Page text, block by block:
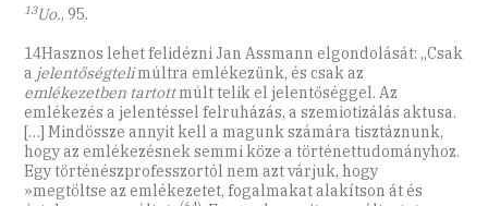
13Uo., 95.
14Hasznos lehet felidézni Jan Assmann elgondolását: „Csak
a jelentőségtelimúltra emlékezünk, és csak az
emlékezetben tartottmúlt telik el jelentőséggel. Az
emlékezés a jelentéssel felruházás, a szemiotizálás aktusa.
[…] Mindössze annyit kell a magunk számára tisztáznunk,
hogy az emlékezésnek semmi köze a történettudományhoz.
Egy történészprofesszortól nem azt várjuk, hogy
»megtöltse az emlékezetet, fogalmakat alakítson át és